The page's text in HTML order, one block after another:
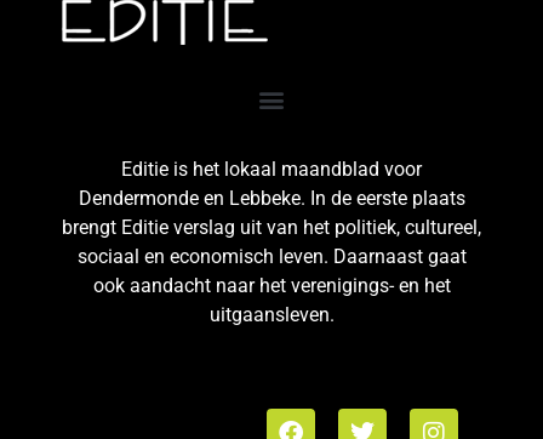
Editie is het lokaal maandblad voor
Dendermonde en Lebbeke. In de eerste plaats
brengt Editie verslag uit van het politiek, cultureel,
sociaal en economisch leven. Daarnaast gaat
ook aandacht naar het verenigings- en het
uitgaansleven.